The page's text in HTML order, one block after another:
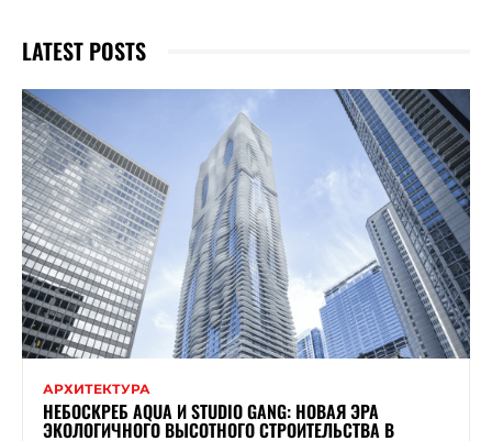
LATEST POSTS
АРХИТЕКТУРА
НЕБОСКРЕБ AQUA И STUDIO GANG: НОВАЯ ЭРА
ЭКОЛОГИЧНОГО ВЫСОТНОГО СТРОИТЕЛЬСТВА В